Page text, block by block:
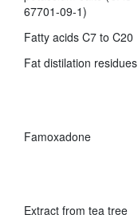
67701-09-1)
Fatty acids C7 to C20
Fat distilation residues
Famoxadone
Extract from tea tree